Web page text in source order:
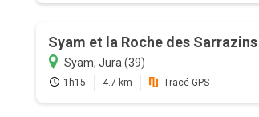
Syam et la Roche des
Syam, Jura (39)
1h15 4.7 km Tracé GPS